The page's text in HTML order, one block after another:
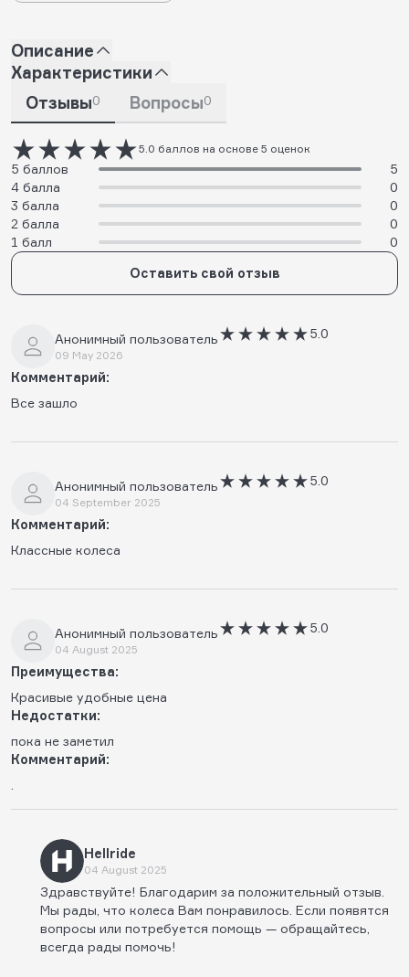
Описание
Характеристики
Отзывы0 Вопросы0
5.0 баллов на основе 5 оценок
5 баллов
5
4 балла
0
3 балла
0
2 балла
0
1 балл
0
Оставить свой отзыв
Анонимный пользователь
09 May 2026
5.0
Комментарий:
Все зашло
Анонимный пользователь
04 September 2025
5.0
Комментарий:
Классные колеса
Анонимный пользователь
04 August 2025
5.0
Преимущества:
Красивые удобные цена
Недостатки:
пока не заметил
Комментарий:
Hellride
04 August 2025
Здравствуйте! Благодарим за положительный отзыв.
Мы рады, что колеса Вам понравилось. Если появятся
вопросы или потребуется помощь — обращайтесь,
всегда рады помочь!